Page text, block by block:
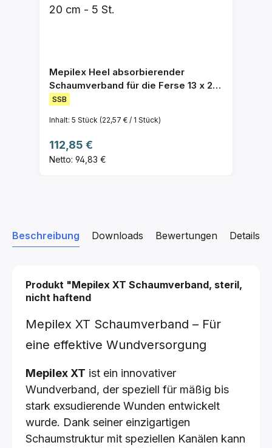
Mepilex Heel absorbierender
Schaumverband für die Ferse 13 x 20
cm - 5 St.
SSB
Inhalt: 5 Stück (22,57 € / 1 Stück)
Regulärer Preis:
112,85 €
Netto: 94,83 €
Beschreibung Downloads Details
Bewertungen
Produkt "Mepilex XT Schaumverband, steril,
nicht haftend
Mepilex XT Schaumverband – Für
eine effektive Wundversorgung
Mepilex XT ist ein innovativer
Wundverband, der speziell für mäßig bis
stark exsudierende Wunden entwickelt
wurde. Dank seiner einzigartigen
Schaumstruktur mit speziellen Kanälen kann